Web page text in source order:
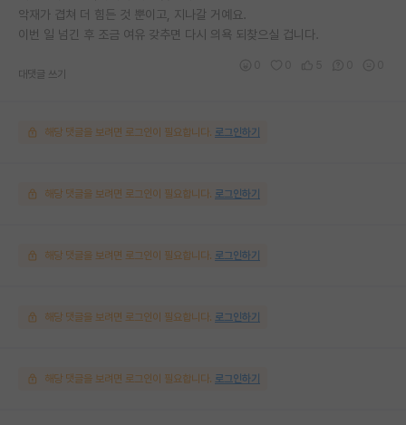
악재가 겹쳐 더 힘든 것 뿐이고, 지나갈 거예요.
이번 일 넘긴 후 조금 여유 갖추면 다시 의욕 되찾으실 겁니다.
대댓글 쓰기
해당 댓글을 보려면 로그인이 필요합니다. 로그인하기
해당 댓글을 보려면 로그인이 필요합니다. 로그인하기
해당 댓글을 보려면 로그인이 필요합니다. 로그인하기
해당 댓글을 보려면 로그인이 필요합니다. 로그인하기
해당 댓글을 보려면 로그인이 필요합니다. 로그인하기